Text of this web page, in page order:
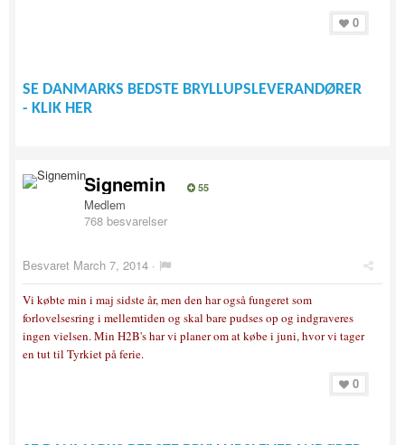
0
SE DANMARKS BEDSTE BRYLLUPSLEVERANDØRER
- KLIK HER
Signemin 55
Medlem
768 besvarelser
Besvaret March 7, 2014 ·
Vi købte min i maj sidste år, men den har også fungeret som
forlovelsesring i mellemtiden og skal bare pudses op og indgraveres
ingen vielsen. Min H2B's har vi planer om at købe i juni, hvor vi tager
en tut til Tyrkiet på ferie.
0